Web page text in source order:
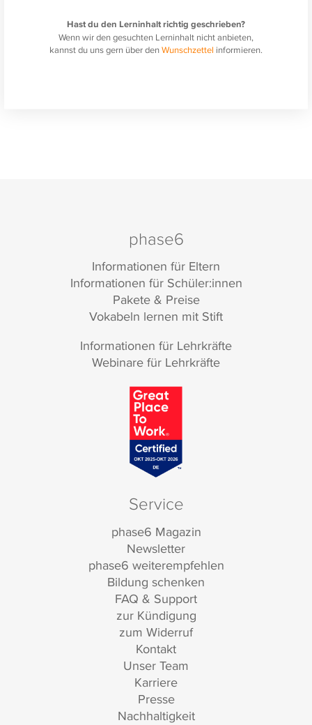
Hast du den Lerninhalt richtig geschrieben?
Wenn wir den gesuchten Lerninhalt nicht anbieten,
kannst du uns gern über denWunschzettel informieren.
phase6
Informationen für Eltern
Informationen für Schüler:innen
Pakete & Preise
Vokabeln lernen mit Stift
Informationen für Lehrkräfte
Webinare für Lehrkräfte
Service
phase6 Magazin
Newsletter
phase6 weiterempfehlen
Bildung schenken
FAQ & Support
zur Kündigung
zum Widerruf
Kontakt
Unser Team
Karriere
Presse
Nachhaltigkeit